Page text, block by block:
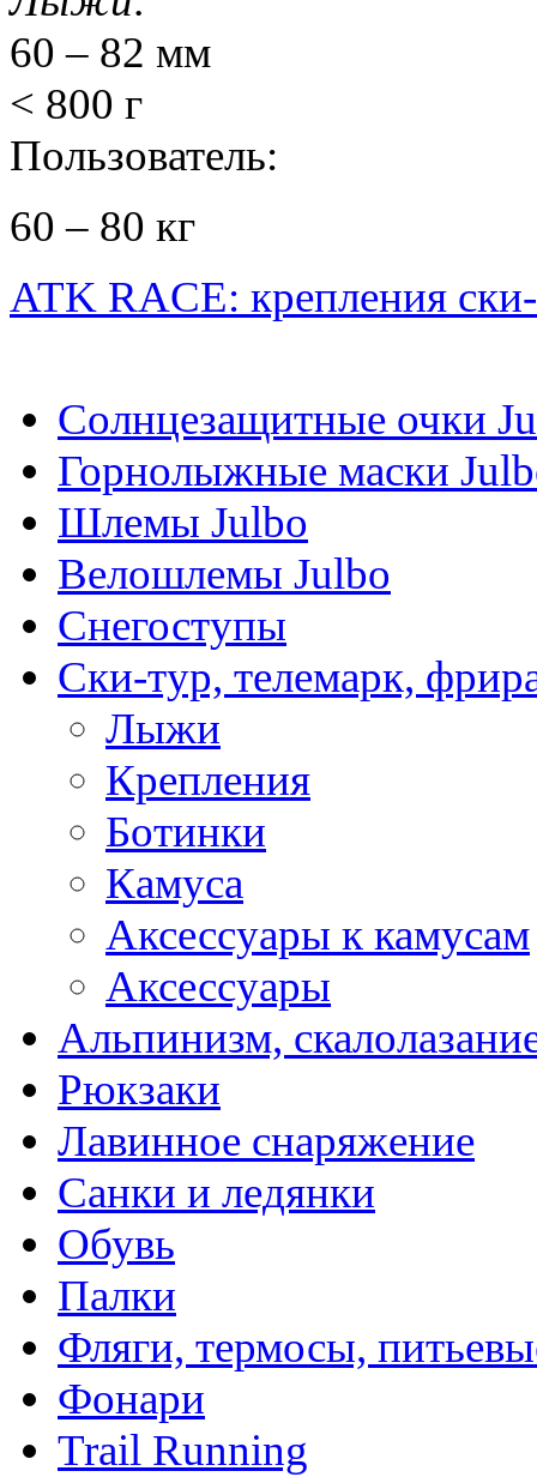
60 – 82 мм
< 800 г
Пользователь:
60 – 80 кг
ATK RACE: крепления
Солнцезащитные очки
Горнолыжные маски
Шлемы Julbo
Велошлемы Julbo
Снегоступы
Ски-тур, телемарк,
Лыжи
Крепления
Ботинки
Камуса
Аксессуары к камусам
Аксессуары
Альпинизм,
Рюкзаки
Лавинное снаряжение
Санки и ледянки
Обувь
Палки
Фляги, термосы,
Фонари
Trail Running